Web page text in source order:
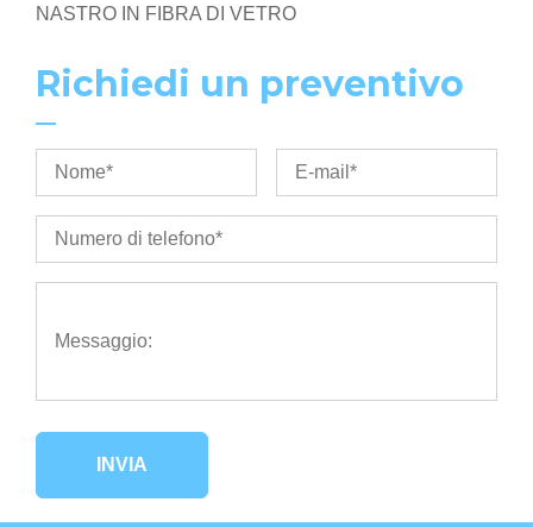
NASTRO IN FIBRA DI VETRO
Richiedi un preventivo
INVIA